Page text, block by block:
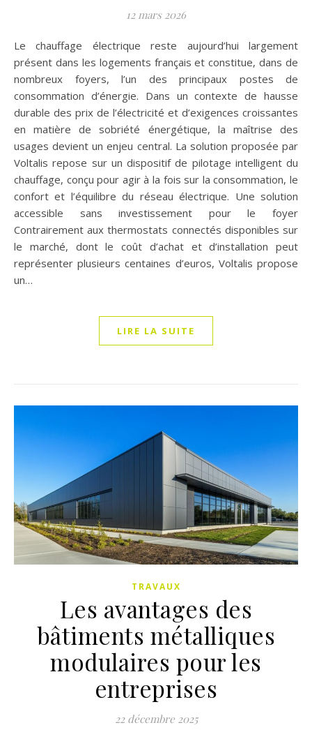
12 mars 2026
Le chauffage électrique reste aujourd’hui largement
présent dans les logements français et constitue, dans de
nombreux foyers, l’un des principaux postes de
consommation d’énergie. Dans un contexte de hausse
durable des prix de l’électricité et d’exigences croissantes
en matière de sobriété énergétique, la maîtrise des
usages devient un enjeu central. La solution proposée par
Voltalis repose sur un dispositif de pilotage intelligent du
chauffage, conçu pour agir à la fois sur la consommation, le
confort et l’équilibre du réseau électrique. Une solution
accessible sans investissement pour le foyer
Contrairement aux thermostats connectés disponibles sur
le marché, dont le coût d’achat et d’installation peut
représenter plusieurs centaines d’euros, Voltalis propose
un…
LIRE LA SUITE
TRAVAUX
Les avantages des
bâtiments métalliques
modulaires pour les
entreprises
22 décembre 2025